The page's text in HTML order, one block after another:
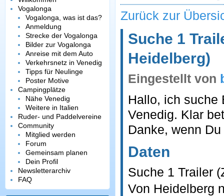
Vogalonga
Vogalonga, was ist das?
Anmeldung
Strecke der Vogalonga
Bilder zur Vogalonga
Anreise mit dem Auto
Verkehrsnetz in Venedig
Tipps für Neulinge
Poster Motive
Campingplätze
Nähe Venedig
Weitere in Italien
Ruder- und Paddelvereine
Community
Mitglied werden
Forum
Gemeinsam planen
Dein Profil
Newsletterarchiv
FAQ
Zurück zur
Suche 1
Heidelberg)
Eingestellt von
Hallo, ich suche
Venedig. Klar
Danke, wenn
Daten
Suche 1 Trailer
Von Heidelberg